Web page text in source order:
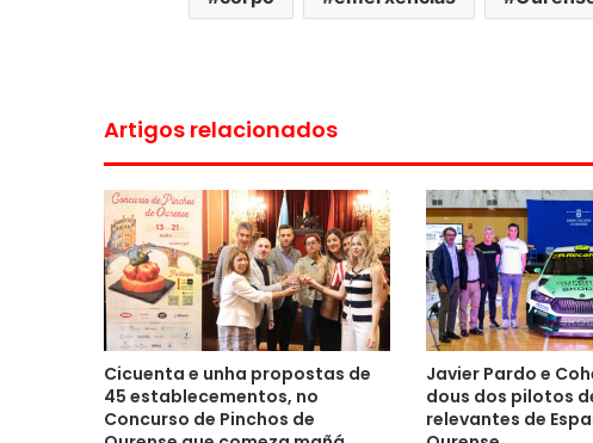
Artigos relacionados
Cicuenta e unha propostas de
45 establecementos, no
Concurso de Pinchos de
Javier Pardo e
dous dos pilotos
relevantes de